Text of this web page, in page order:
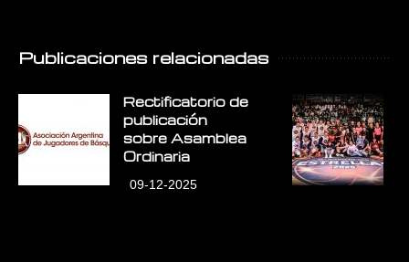
Publicaciones relacionadas
Rectificatorio de
publicación
sobre Asamblea
Ordinaria
09-12-2025